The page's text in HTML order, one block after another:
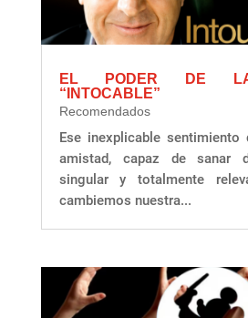
EL PODER DE LA
“INTOCABLE”
Recomendados
Ese inexplicable sentimiento
amistad, capaz de sanar
singular y totalmente
cambiemos nuestra...